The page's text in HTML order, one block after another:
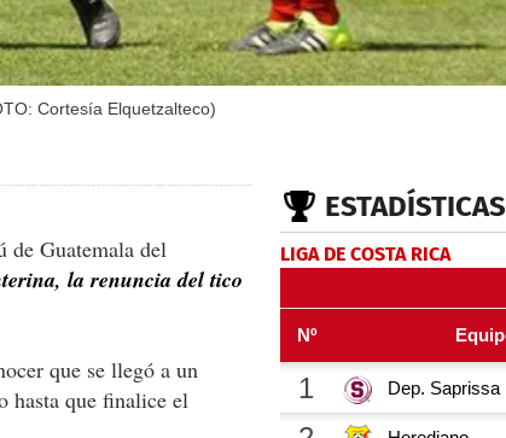
Cortesía Elquetzalteco)
de Guatemala del
la renuncia del tico
que se llegó a un
hasta que finalice el
ESTADÍSTICAS
LIGA DE COSTA RICA